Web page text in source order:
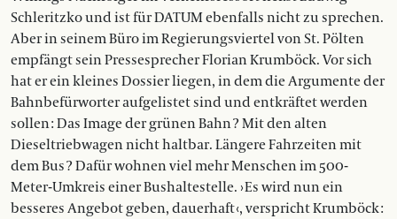
Schleritzko und ist für DATUM ebenfalls nicht zu sprechen.
Aber in seinem Büro im Regierungsviertel von St. Pölten
empfängt sein Pressesprecher Florian Krumböck. Vor sich
hat er ein kleines Dossier liegen, in dem die Argumente der
Bahnbefürworter aufgelistet sind und entkräftet werden
sollen : Das Image der grünen Bahn ? Mit den alten
Dieseltriebwagen nicht haltbar. Längere Fahrzeiten mit
dem Bus ? Dafür wohnen viel mehr Menschen im 500-
Meter-­Umkreis einer Bushaltestelle. › Es wird nun ein
besseres Angebot geben, dauerhaft ‹, verspricht Krumböck :